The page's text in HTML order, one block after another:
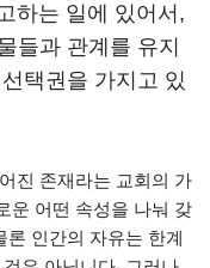
하는 일에 있어서,
들과 관계를 유지
택권을 가지고 있
진 존재라는 교회의 가
운 어떤 속성을 나눠 갖
론 인간의 자유는 한계